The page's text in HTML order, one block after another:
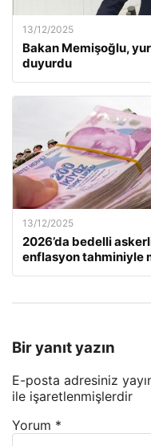
13/12/2025
Bakan Memişoğlu,
duyurdu
13/12/2025
2026’da bedelli
enflasyon tahminiyle
Bir yanıt yazın
E-posta adresiniz
ile işaretlenmişlerdir
Yorum *